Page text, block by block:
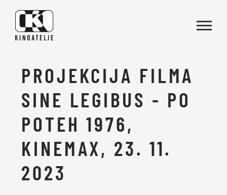
PROJEKCIJA FILMA
SINE LEGIBUS - PO
POTEH 1976,
KINEMAX, 23. 11.
2023